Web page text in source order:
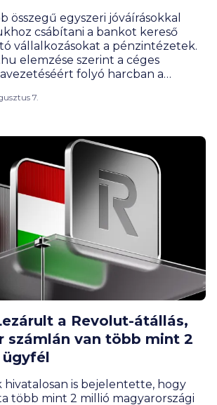
összegű egyszeri jóváírásokkal
csábítani a bankot kereső
vállalkozásokat a pénzintézetek.
elemzése szerint a céges
folyó harcban a
vonzerőt jelentenek. A versenybe
7.
a Revolut-átállás,
számlán van több mint 2
hivatalosan is bejelentette, hogy
több mint 2 millió magyarországi